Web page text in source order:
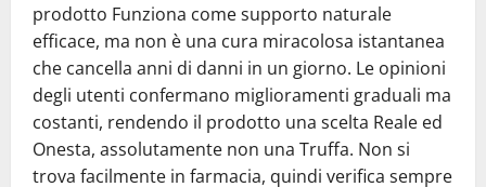
prodotto Funziona come supporto naturale
efficace, ma non è una cura miracolosa istantanea
che cancella anni di danni in un giorno. Le opinioni
degli utenti confermano miglioramenti graduali ma
costanti, rendendo il prodotto una scelta Reale ed
Onesta, assolutamente non una Truffa. Non si
trova facilmente in farmacia, quindi verifica sempre